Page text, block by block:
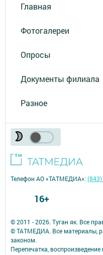
Главная
Фотогалереи
Опросы
Документы филиала
Разное
© 2011 - 2026. Туган як. Все
© ТАТМЕДИА. Все материалы,
законом.
Перепечатка,
Телефон АО «ТАТМЕДИА»:
16+